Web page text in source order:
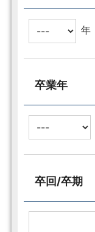
年
卒業年
卒回/卒期